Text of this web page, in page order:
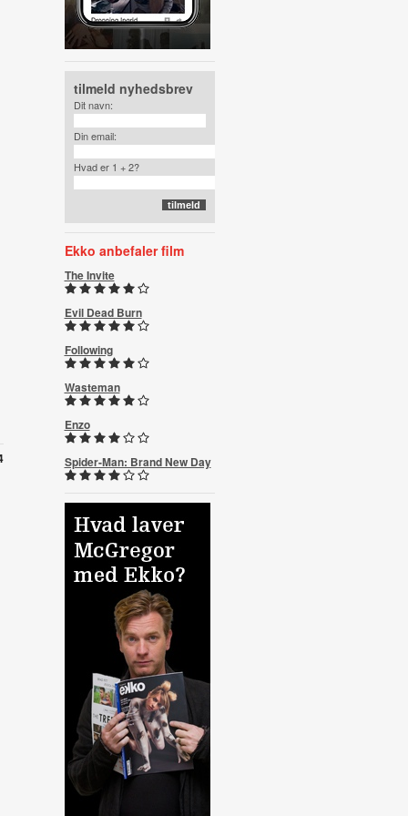
tilmeld nyhedsbrev
Dit navn:
Din email:
Hvad er 1 + 2?
Ekko anbefaler film
The Invite
Evil Dead Burn
Following
Wasteman
Enzo
Spider-Man: Brand New Day